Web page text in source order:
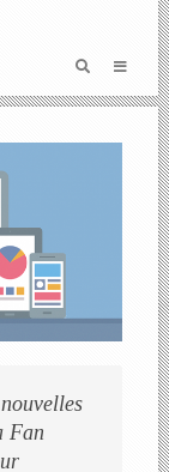
Fan